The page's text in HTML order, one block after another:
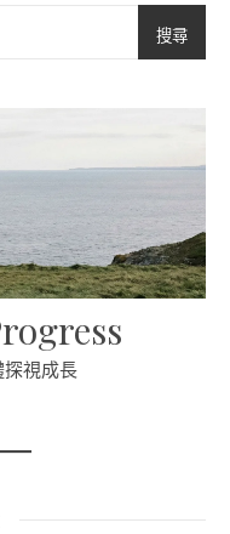
搜尋
視成長